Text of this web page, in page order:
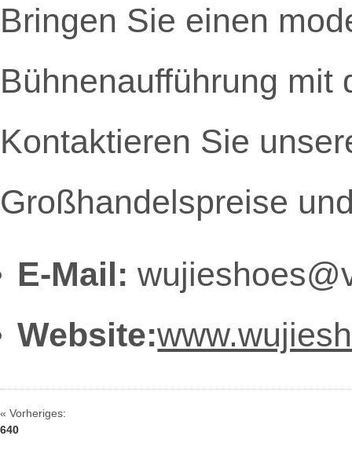
Bringen Sie einen
Bühnenaufführung mit
Kontaktieren Sie
Großhandelspreise
E-Mail:
Website:
« Vorheriges:
640